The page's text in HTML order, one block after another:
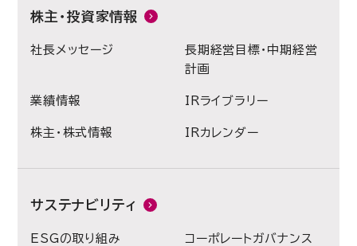
株主・投資家情報
社長メッセージ
長期経営目標・中期経営
計画
業績情報 IRライブラリー
株主・株式情報 IRカレンダー
サステナビリティ
ESGの取り組み コーポレートガバナンス